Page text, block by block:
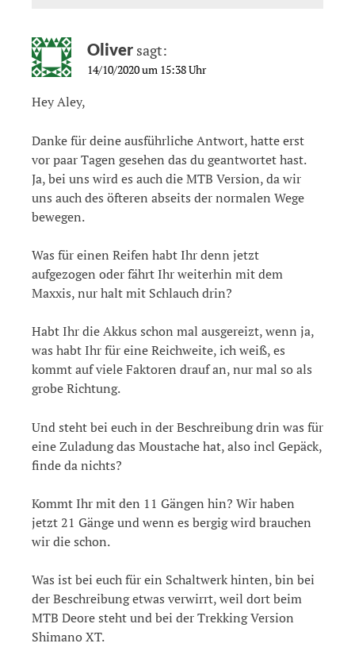
Oliver sagt:
14/10/2020 um 15:38 Uhr
Hey Aley,
Danke für deine ausführliche Antwort, hatte erst
vor paar Tagen gesehen das du geantwortet hast.
Ja, bei uns wird es auch die MTB Version, da wir
uns auch des öfteren abseits der normalen Wege
bewegen.
Was für einen Reifen habt Ihr denn jetzt
aufgezogen oder fährt Ihr weiterhin mit dem
Maxxis, nur halt mit Schlauch drin?
Habt Ihr die Akkus schon mal ausgereizt, wenn ja,
was habt Ihr für eine Reichweite, ich weiß, es
kommt auf viele Faktoren drauf an, nur mal so als
grobe Richtung.
Und steht bei euch in der Beschreibung drin was für
eine Zuladung das Moustache hat, also incl Gepäck,
finde da nichts?
Kommt Ihr mit den 11 Gängen hin? Wir haben
jetzt 21 Gänge und wenn es bergig wird brauchen
wir die schon.
Was ist bei euch für ein Schaltwerk hinten, bin bei
der Beschreibung etwas verwirrt, weil dort beim
MTB Deore steht und bei der Trekking Version
Shimano XT.